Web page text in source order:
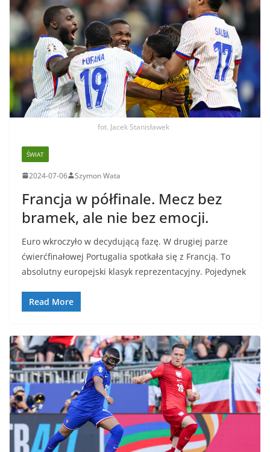
fot. Jacek Stanisławek
ŚWIAT
2024-07-06 Szymon Wata
Francja w półfinale. Mecz bez
bramek, ale nie bez emocji.
Euro wkroczyło w decydującą fazę. W drugiej parze
ćwierćfinałowej Portugalia spotkała się z Francją. To
absolutny europejski klasyk reprezentacyjny. Pojedynek
Read More